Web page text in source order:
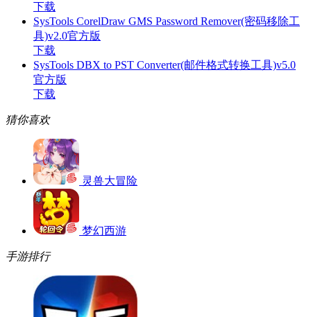
下载
SysTools CorelDraw GMS Password Remover(密码移除工
具)v2.0官方版
下载
SysTools DBX to PST Converter(邮件格式转换工具)v5.0
官方版
下载
猜你喜欢
灵兽大冒险
梦幻西游
手游排行